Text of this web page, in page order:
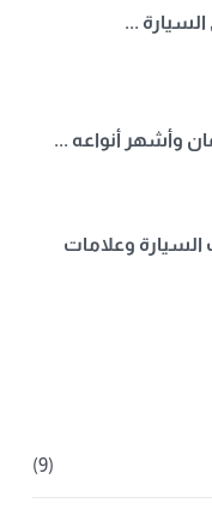
...
وأشهر أنواعه ...
وعلامات
(9)